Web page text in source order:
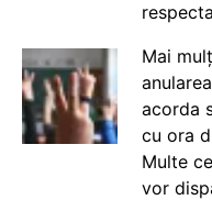
Mai
acorda
cu ora
Multe
vor